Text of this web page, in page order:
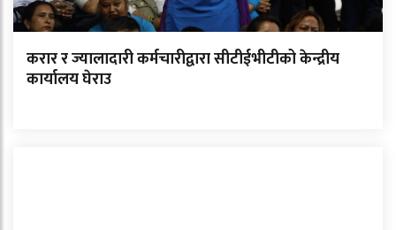
करार र ज्यालादारी कर्मचारीद्वारा सीटीईभीटीको केन्द्रीय
कार्यालय घेराउ